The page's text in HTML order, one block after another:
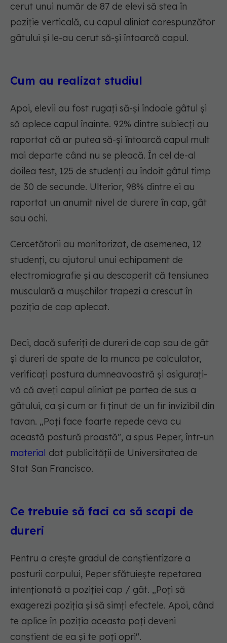
cerut unui număr de 87 de elevi să stea în
poziție verticală, cu capul aliniat corespunzător
gâtului și le-au cerut să-și întoarcă capul.
Cum au realizat studiul
Apoi, elevii au fost rugați să-și îndoaie gâtul și
să aplece capul înainte. 92% dintre subiecți au
raportat că ar putea să-și întoarcă capul mult
mai departe când nu se pleacă. În cel de-al
doilea test, 125 de studenți au îndoit gâtul timp
de 30 de secunde. Ulterior, 98% dintre ei au
raportat un anumit nivel de durere în cap, gât
sau ochi.
Cercetătorii au monitorizat, de asemenea, 12
studenți, cu ajutorul unui echipament de
electromiografie și au descoperit că tensiunea
musculară a mușchilor trapezi a crescut în
poziția de cap aplecat.
Deci, dacă suferiți de dureri de cap sau de gât
și dureri de spate de la munca pe calculator,
verificați postura dumneavoastră și asigurați-
vă că aveți capul aliniat pe partea de sus a
gâtului, ca și cum ar fi ținut de un fir invizibil din
tavan. „Poți face foarte repede ceva cu
această postură proastă", a spus Peper, într-un
material dat publicității de Universitatea de
Stat San Francisco.
Ce trebuie să faci ca să scapi de
dureri
Pentru a crește gradul de conștientizare a
posturii corpului, Peper sfătuiește repetarea
intenționată a poziției cap / gât. „Poți să
exagerezi poziția și să simți efectele. Apoi, când
te aplice în poziția aceasta poți deveni
conștient de ea și te poți opri".